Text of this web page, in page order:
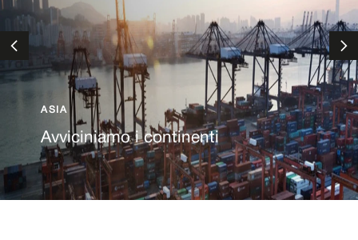
ASIA
Avviciniamo i continenti